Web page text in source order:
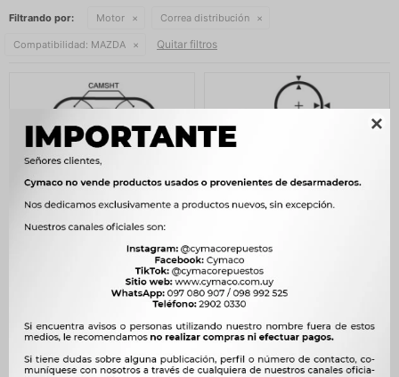

Filtrando por: Motor Correa distribución
Compatibilidad: MAZDA Quitar filtros
CORREA DISTRIBUCION
MAZDA 323 626 HAIMA 3
$598 $ 612
$ 508
CORREA DISTRIBUCION -
FORD FESTIVA KIA PRIDE
VER 39107X216 GATES
$431 $ 441
$366